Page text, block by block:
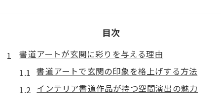
目次
書道アートが玄関に彩りを与える理由
書道アートで玄関の印象を格上げする方法
インテリア書道作品が持つ空間演出の魅力